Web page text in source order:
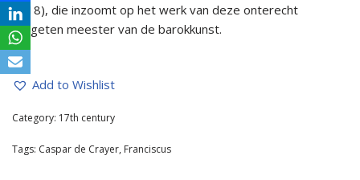
2018), die inzoomt op het werk van deze onterecht
vergeten meester van de barokkunst.
Add to Wishlist
Category: 17th century
Tags: Caspar de Crayer, Franciscus